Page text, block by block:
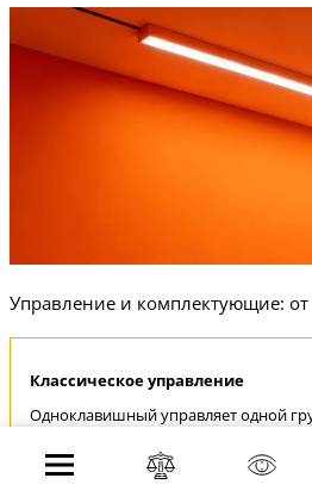
Управление и комплектующие:
Классическое управление
Одноклавишный управляет одной
линий. Проходной выключатель
выключать свет из двух мест -